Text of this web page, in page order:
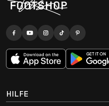
HILFE